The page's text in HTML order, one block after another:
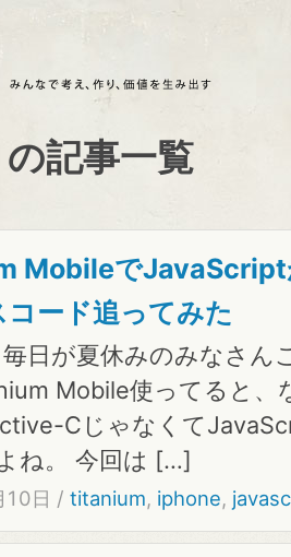
記事一覧
MobileでJavaScript
コード追ってみた
日が夏休みのみなさん
Mobile使ってると、
Cじゃなくて
ね。 今回は […]
10日 /titanium, iphone,